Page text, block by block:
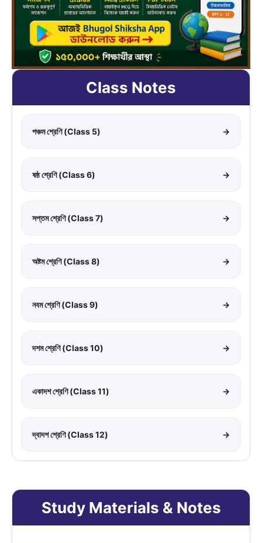
Class Notes
পঞ্চম শ্রেণি (Class 5) →
ষষ্ঠ শ্রেণি (Class 6) →
সপ্তম শ্রেণি (Class 7) →
অষ্টম শ্রেণি (Class 8) →
নবম শ্রেণি (Class 9) →
দশম শ্রেণি (Class 10) →
একাদশ শ্রেণি (Class 11) →
দ্বাদশ শ্রেণি (Class 12) →
Study Materials & Notes